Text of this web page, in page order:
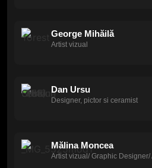
George Mihăilă
Artist vizual
Dan Ursu
Designer, pictor si ceramist
Mălina Moncea
Artist vizual/ Graphic